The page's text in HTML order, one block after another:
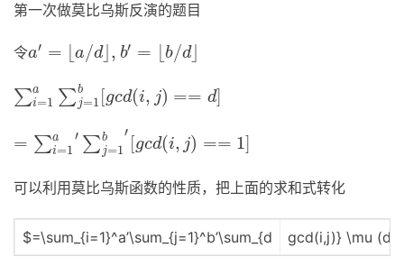
第一次做莫比乌斯反演的题目
令a′ = ⌊a /d⌋ , b′ = b/d⌋
a′=⌊a d⌋,b′= ⌊b/d ⌋
∑a
i=1 ∑b
j=1 [gcd(i, j) == d]
∑ =1 a∑ j= 1b g cd(i,j)==d ]
= ∑a
i=1
′ ∑b
j=1
′
[gcd(i, j) == 1]
=∑ = 1a ∑ j =1 b′[ gc d(i,j)== 1]
可以利用莫比乌斯函数的性质，把上面的求和式转化
$=\sum_{i=1}^a’\sum_{j=1}^b’\sum_{d gcd(i,j)} \mu